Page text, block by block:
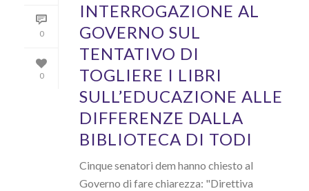
0
0
INTERROGAZIONE AL
GOVERNO SUL
TENTATIVO DI
TOGLIERE I LIBRI
SULL’EDUCAZIONE ALLE
DIFFERENZE DALLA
BIBLIOTECA DI TODI
Cinque senatori dem hanno chiesto al
Governo di fare chiarezza: "Direttiva